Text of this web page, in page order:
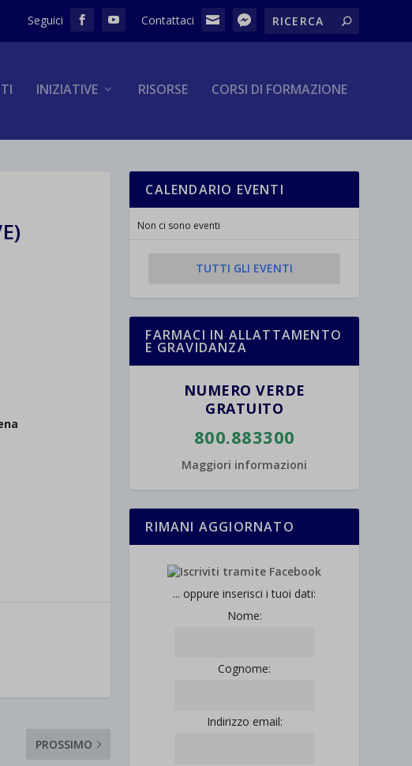
INIZIATIVE RISORSE CORSI DI FORMAZIONE
PROSSIMO
CALENDARIO EVENTI
Non ci sono eventi
TUTTI GLI EVENTI
FARMACI IN ALLATTAMENTO
E GRAVIDANZA
NUMERO VERDE
GRATUITO
800.883300
Maggiori informazioni
RIMANI AGGIORNATO
... oppure inserisci i tuoi dati:
Nome:
Cognome:
Indirizzo email: